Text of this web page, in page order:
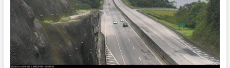
árvores
e
falta
d
´água